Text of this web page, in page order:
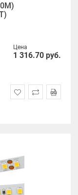
Цена
1 316.70 руб.